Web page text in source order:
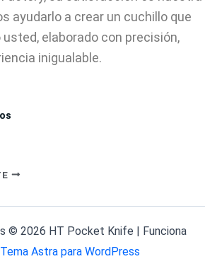
ayudarlo a crear un cuchillo que
elaborado con precisión,
inigualable.
© 2026 HT Pocket Knife | Funciona
Tema Astra para WordPress